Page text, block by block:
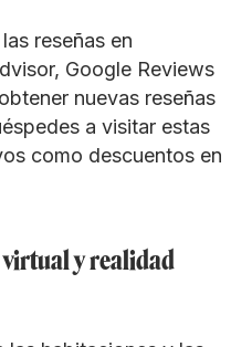
reseñas en
Google Reviews
nuevas reseñas
a visitar estas
como descuentos en
y realidad